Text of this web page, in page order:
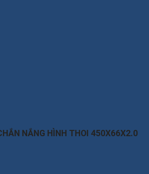
NẮNG HÌNH THOI 450X66X2.0